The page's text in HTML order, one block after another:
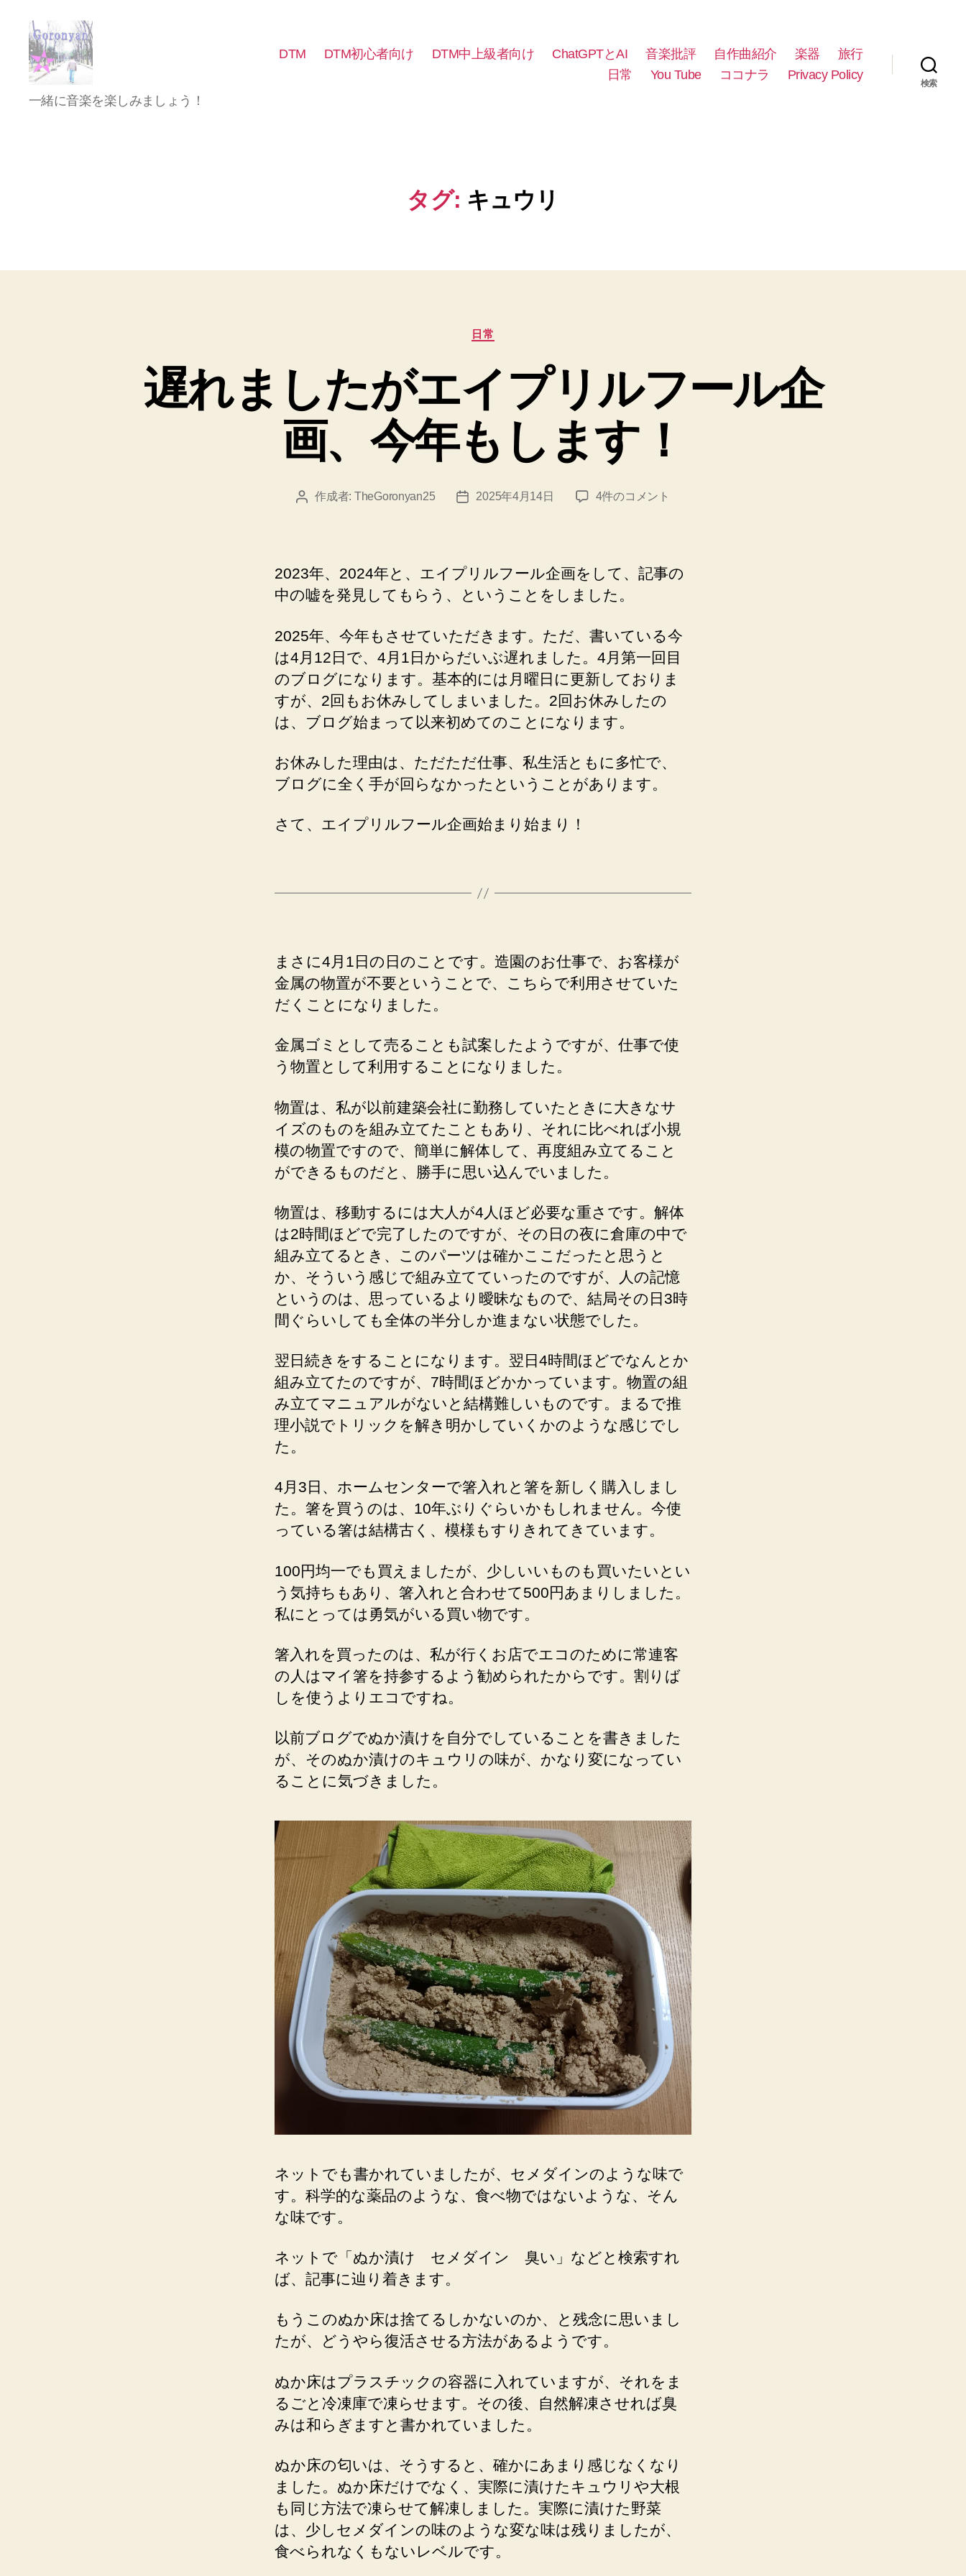
Goronyan
一緒に音楽を楽しみましょう！
DTM DTM初心者向け DTM中上級者向け ChatGPTとAI 音楽批評 自作曲紹介 楽器
旅行
日常
You Tube ココナラ Privacy Policy
検索
タグ: キュウリ
カ
テ
リ
ー
日常
遅れましたがエイプリルフール企
画、今年もします！
投
作成者: TheGoronyan25
投
2025年4月14日
遅
た
が
エ
プ
リ
フ
ー
ル
画、
今
年
の
4件のコメント
2023年、2024年と、エイプリルフール企画をして、記事の
中の嘘を発見してもらう、ということをしました。
2025年、今年もさせていただきます。ただ、書いている今
は4月12日で、4月1日からだいぶ遅れました。4月第一回目
のブログになります。基本的には月曜日に更新しておりま
すが、2回もお休みしてしまいました。2回お休みしたの
は、ブログ始まって以来初めてのことになります。
お休みした理由は、ただただ仕事、私生活ともに多忙で、
ブログに全く手が回らなかったということがあります。
さて、エイプリルフール企画始まり始まり！
まさに4月1日の日のことです。造園のお仕事で、お客様が
金属の物置が不要ということで、こちらで利用させていた
だくことになりました。
金属ゴミとして売ることも試案したようですが、仕事で使
う物置として利用することになりました。
物置は、私が以前建築会社に勤務していたときに大きなサ
イズのものを組み立てたこともあり、それに比べれば小規
模の物置ですので、簡単に解体して、再度組み立てること
ができるものだと、勝手に思い込んでいました。
物置は、移動するには大人が4人ほど必要な重さです。解体
は2時間ほどで完了したのですが、その日の夜に倉庫の中で
組み立てるとき、このパーツは確かここだったと思うと
か、そういう感じで組み立てていったのですが、人の記憶
というのは、思っているより曖昧なもので、結局その日3時
間ぐらいしても全体の半分しか進まない状態でした。
翌日続きをすることになります。翌日4時間ほどでなんとか
組み立てたのですが、7時間ほどかかっています。物置の組
み立てマニュアルがないと結構難しいものです。まるで推
理小説でトリックを解き明かしていくかのような感じでし
た。
4月3日、ホームセンターで箸入れと箸を新しく購入しまし
た。箸を買うのは、10年ぶりぐらいかもしれません。今使
っている箸は結構古く、模様もすりきれてきています。
100円均一でも買えましたが、少しいいものも買いたいとい
う気持ちもあり、箸入れと合わせて500円あまりしました。
私にとっては勇気がいる買い物です。
箸入れを買ったのは、私が行くお店でエコのために常連客
の人はマイ箸を持参するよう勧められたからです。割りば
しを使うよりエコですね。
以前ブログでぬか漬けを自分でしていることを書きました
が、そのぬか漬けのキュウリの味が、かなり変になってい
ることに気づきました。
ネットでも書かれていましたが、セメダインのような味で
す。科学的な薬品のような、食べ物ではないような、そん
な味です。
ネットで「ぬか漬け セメダイン 臭い」などと検索すれ
ば、記事に辿り着きます。
もうこのぬか床は捨てるしかないのか、と残念に思いまし
たが、どうやら復活させる方法があるようです。
ぬか床はプラスチックの容器に入れていますが、それをま
るごと冷凍庫で凍らせます。その後、自然解凍させれば臭
みは和らぎますと書かれていました。
ぬか床の匂いは、そうすると、確かにあまり感じなくなり
ました。ぬか床だけでなく、実際に漬けたキュウリや大根
も同じ方法で凍らせて解凍しました。実際に漬けた野菜
は、少しセメダインの味のような変な味は残りましたが、
食べられなくもないレベルです。